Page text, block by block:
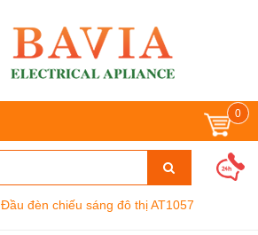
0
Đầu đèn chiếu sáng đô thị AT1057